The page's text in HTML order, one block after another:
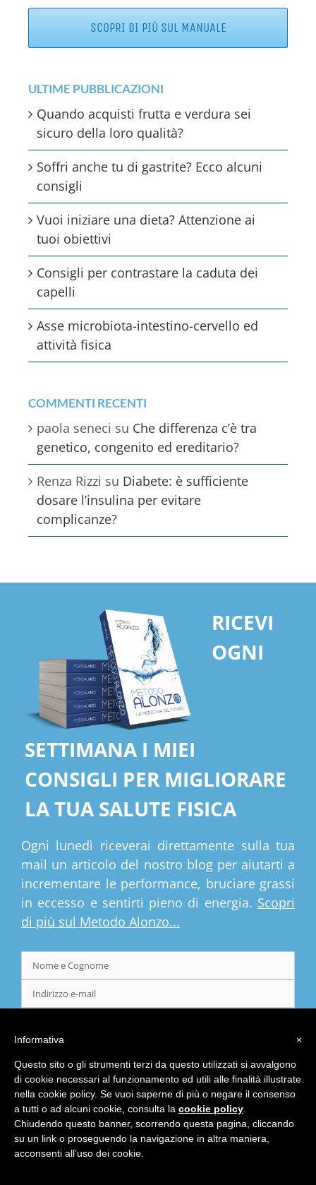
SCOPRI DI PIÙ SUL MANUALE
ULTIME PUBBLICAZIONI
Quando acquisti frutta e verdura sei
sicuro della loro qualità?
Soffri anche tu di gastrite? Ecco alcuni
consigli
Vuoi iniziare una dieta? Attenzione ai
tuoi obiettivi
Consigli per contrastare la caduta dei
capelli
Asse microbiota-intestino-cervello ed
attività fisica
COMMENTI RECENTI
paola senecisuChe differenza c’è tra
genetico, congenito ed ereditario?
Renza RizzisuDiabete: è sufficiente
dosare l’insulina per evitare
complicanze?
RICEVI
SETTIMANA I MIEI
CONSIGLI PER MIGLIORARE
Ogni lunedì riceverai direttamente sulla tua
mail un articolo del nostro blog per aiutarti a
incrementare le performance, bruciare grassi
in eccesso e sentirti pieno di energia.
×
Informativa
Questo sito o gli strumenti terzi da questo utilizzati si avvalgono
di cookie necessari al funzionamento ed utili alle finalità illustrate
nella cookie policy. Se vuoi saperne di più o negare il consenso
a tutti o ad alcuni cookie, consulta la cookie policy
Chiudendo questo banner, scorrendo questa pagina, cliccando
su un link o proseguendo la navigazione in altra maniera,
acconsenti all’uso dei cookie.